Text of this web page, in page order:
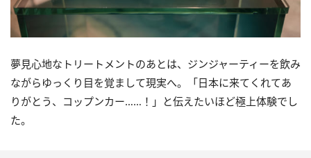
夢見心地なトリートメントのあとは、ジンジャーティーを飲み
ながらゆっくり目を覚まして現実へ。「日本に来てくれてあ
りがとう、コップンカー……！」と伝えたいほど極上体験でし
た。